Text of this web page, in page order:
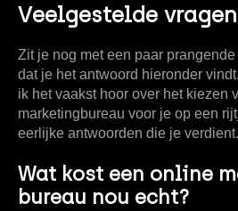
Veelgestelde vragen
Zit je nog met een paar
dat je het antwoord hieronder
ik het vaakst hoor over het kiezen
marketingbureau voor je op een
eerlijke antwoorden die je verdient.
Wat kost een online
bureau nou echt?